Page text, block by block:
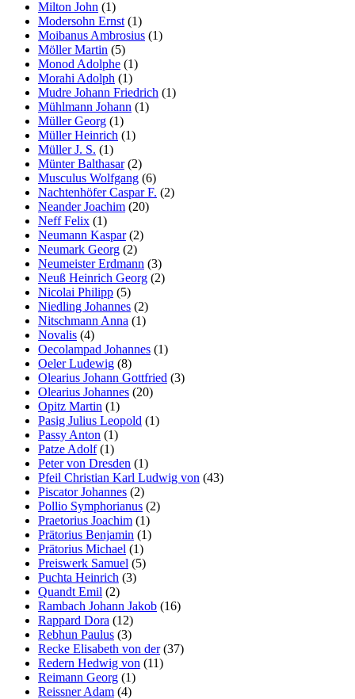
Milton John (1)
Modersohn Ernst(1)
Moibanus Ambrosius (1)
Möller Martin (5)
Monod Adolphe (1)
Morahi Adolph (1)
Mudre Johann Friedrich (1)
Mühlmann Johann (1)
Müller Georg (1)
Müller Heinrich (1)
Müller J. S. (1)
Münter Balthasar(2)
Musculus Wolfgang (6)
Nachtenhöfer Caspar F. (2)
Neander Joachim (20)
Neff Felix (1)
Neumann Kaspar(2)
Neumark Georg (2)
Neumeister Erdmann (3)
Neuß Heinrich Georg (2)
Nicolai Philipp (5)
Niedling Johannes (2)
Nitschmann Anna (1)
Novalis (4)
Oecolampad Johannes (1)
Oeler Ludewig (8)
Olearius Johann Gottfried (3)
Olearius Johannes (20)
Opitz Martin (1)
Pasig Julius Leopold (1)
Passy Anton (1)
Patze Adolf(1)
Peter von Dresden (1)
Pfeil Christian Karl Ludwig von (43)
Piscator Johannes (2)
Pollio Symphorianus (2)
Praetorius Joachim (1)
Prätorius Benjamin (1)
Prätorius Michael (1)
Preiswerk Samuel (5)
Puchta Heinrich (3)
Quandt Emil (2)
Rambach Johann Jakob (16)
Rappard Dora (12)
Rebhun Paulus (3)
Recke Elisabeth von der(37)
Redern Hedwig von (11)
Reimann Georg (1)
Reissner Adam (4)